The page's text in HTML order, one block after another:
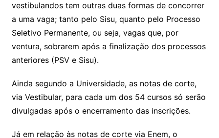
vestibulandos tem outras duas formas de concorrer
a uma vaga; tanto pelo Sisu, quanto pelo Processo
Seletivo Permanente, ou seja, vagas que, por
ventura, sobrarem após a finalização dos processos
anteriores (PSV e Sisu).
Ainda segundo a Universidade, as notas de corte,
via Vestibular, para cada um dos 54 cursos só serão
divulgadas após o encerramento das inscrições.
Já em relação às notas de corte via Enem, o